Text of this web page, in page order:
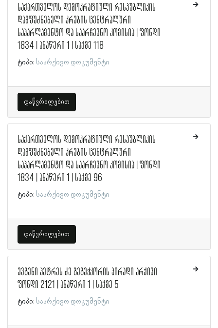
საქართველოს დემოკრატიული რესპუბლიკის
დამფუძნებელი კრების ცენტრალური
საპარლამენტო და საარჩევნო კომისია | ფონდი
1834 | ანაწერი 1 | საქმე 118
ტიპი: საარქივო დოკუმენტი
დაწვრილებით
საქართველოს დემოკრატიული რესპუბლიკის
დამფუძნებელი კრების ცენტრალური
საპარლამენტო და საარჩევნო კომისია | ფონდი
1834 | ანაწერი 1 | საქმე 96
ტიპი: საარქივო დოკუმენტი
დაწვრილებით
ევგენი პეტრეს ძე გეგეჭკორის პირადი არქივი
ფონდი 2121 | ანაწერი 1 | საქმე 5
ტიპი: საარქივო დოკუმენტი